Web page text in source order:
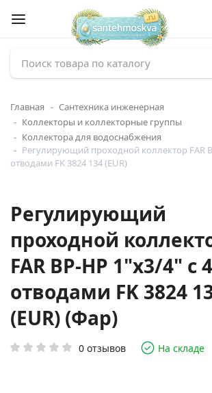
Главная
Сантехника инженерная
Коллекторы и коллекторные группы
Коллектора для водоснабжения
Регулирующий проходной коллектор FAR
отводами FK 3824 134 (EUR)
Регулирующий
проходной
FAR ВР-НР 1"х3/4" с 4
отводами FK 3824
(EUR) (Фар)
0 отзывов На складе